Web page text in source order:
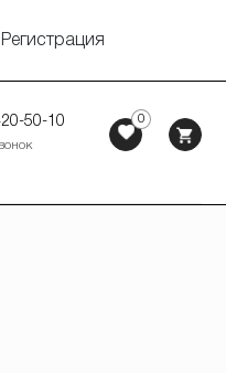
Регистрация
50-10 0